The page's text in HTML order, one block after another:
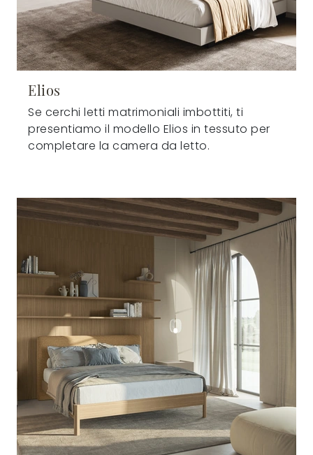
Elios
Se cerchi letti matrimoniali imbottiti, ti
presentiamo il modello Elios in tessuto per
completare la camera da letto.